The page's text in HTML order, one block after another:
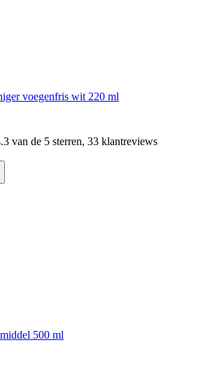
voegenfris wit 220 ml
van de 5 sterren, 33 klantreviews
500 ml